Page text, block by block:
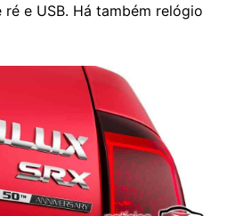
e USB. Há também relógio